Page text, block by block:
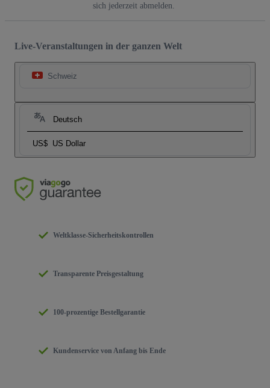
sich jederzeit abmelden.
Live-Veranstaltungen in der ganzen Welt
Schweiz
Deutsch
US$ US Dollar
Weltklasse-Sicherheitskontrollen
Transparente Preisgestaltung
100-prozentige Bestellgarantie
Kundenservice von Anfang bis Ende